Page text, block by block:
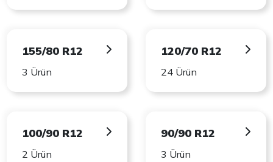
155/80 R12
3 Ürün
120/70 R12
24 Ürün
100/90 R12
2 Ürün
90/90 R12
3 Ürün